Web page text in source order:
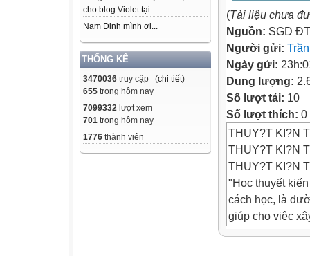
cho blog Violet tại...
Nam Định mình ơi...
THỐNG KÊ
3470036 truy cập (chi tiết)
655 trong hôm nay
7099332 lượt xem
701 trong hôm nay
1776 thành viên
(Tài liệu chưa
Nguồn: SGD
Người gửi:
Ngày gửi:
Dung lượng:
Số lượt tải: 10
Số lượt thích: 0
THUY?T KI?N
THUY?T KI?N
THUY?T KI?N
"Học thuyết
cách học, là
giúp cho việc